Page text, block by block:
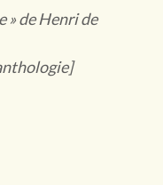
» de Henri de